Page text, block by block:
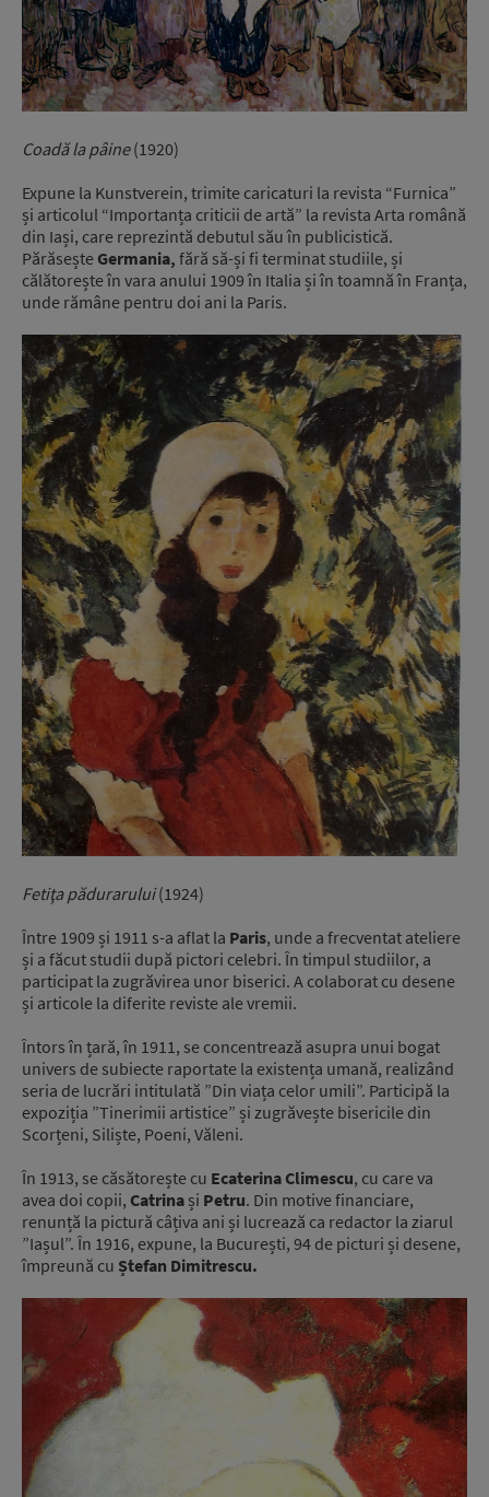
Coadă la pâine(1920)
Expune la Kunstverein, trimite caricaturi la revista “Furnica”
și articolul “Importanța criticii de artă” la revista Arta română
din Iași, care reprezintă debutul său în publicistică.
Părăsește Germania, fără să-și fi terminat studiile, și
călătorește în vara anului 1909 în Italia și în toamnă în Franța,
unde rămâne pentru doi ani la Paris.
Fetiţa pădurarului(1924)
Între 1909 și 1911 s-a aflat la Paris, unde a frecventat ateliere
și a făcut studii după pictori celebri. În timpul studiilor, a
participat la zugrăvirea unor biserici. A colaborat cu desene
și articole la diferite reviste ale vremii.
Întors în țară, în 1911, se concentrează asupra unui bogat
univers de subiecte raportate la existența umană, realizând
seria de lucrări intitulată ”Din viața celor umili”. Participă la
expoziția ”Tinerimii artistice” și zugrăvește bisericile din
Scorțeni, Siliște, Poeni, Văleni.
În 1913, se căsătorește cu Ecaterina Climescu, cu care va
avea doi copii, Catrina și Petru. Din motive financiare,
renunță la pictură câțiva ani și lucrează ca redactor la ziarul
”Iașul”. În 1916, expune, la București, 94 de picturi și desene,
împreună cu Ștefan Dimitrescu.